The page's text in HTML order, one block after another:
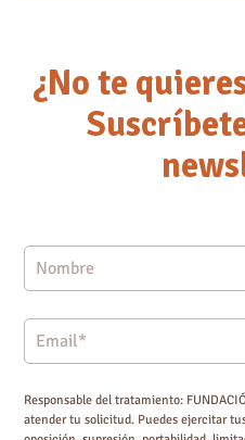
¿No te
Responsable del tratamiento:
atender tu solicitud. Puedes ejercitar